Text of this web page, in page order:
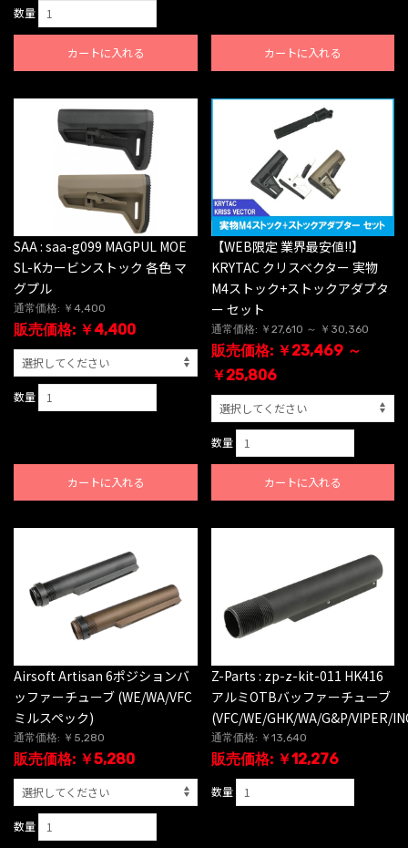
数量
カートに入れる カートに入れる
SAA : saa-g099 MAGPUL MOE
SL-Kカービンストック 各色 マ
グプル
通常価格: ￥4,400
販売価格: ￥4,400
数量
カートに入れる
【WEB限定 業界最安値!!】
KRYTAC クリスベクター 実物
M4ストック+ストックアダプタ
ー セット
通常価格: ￥27,610 ～ ￥30,360
販売価格: ￥23,469 ～
￥25,806
数量
カートに入れる
Airsoft Artisan 6ポジションバ
ッファーチューブ (WE/WA/VFC
ミルスペック)
通常価格: ￥5,280
販売価格: ￥5,280
数量
Z-Parts : zp-z-kit-011 HK416
アルミOTBバッファーチューブ
(VFC/WE/GHK/WA/G&P/VIPER/
通常価格: ￥13,640
販売価格: ￥12,276
数量